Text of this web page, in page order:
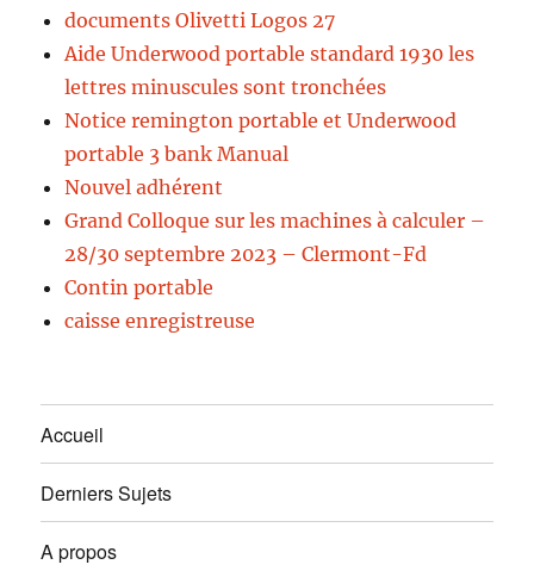
documents Olivetti Logos 27
Aide Underwood portable standard 1930 les
lettres minuscules sont tronchées
Notice remington portable et Underwood
portable 3 bank Manual
Nouvel adhérent
Grand Colloque sur les machines à calculer –
28/30 septembre 2023 – Clermont-Fd
Contin portable
caisse enregistreuse
Accueil
Derniers Sujets
A propos